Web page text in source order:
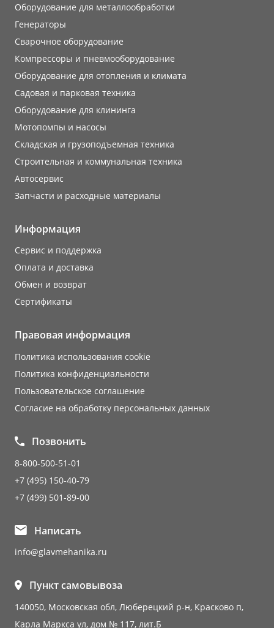
Оборудование для металлообработки
Генераторы
Сварочное оборудование
Компрессоры и пневмооборудование
Оборудование для отопления и климата
Садовая и парковая техника
Оборудование для клининга
Мотопомпы и насосы
Складская и грузоподъемная техника
Строительная и коммунальная техника
Автосервис
Запчасти и расходные материалы
Информация
Сервис и поддержка
Оплата и доставка
Обмен и возврат
Сертификаты
Правовая информация
Политика использования cookie
Политика конфиденциальности
Пользовательское соглашение
Согласие на обработку персональных данных
Позвонить
8-800-500-51-01
+7 (495) 150-40-79
+7 (499) 501-89-00
Написать
info@glavmehanika.ru
Пункт самовывоза
140050, Московская обл, Люберецкий р-н, Красково п,
Карла Маркса ул, дом № 117, лит.Б